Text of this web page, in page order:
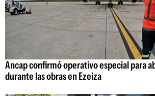
Ancap confirmó operativo especial para
durante las obras en Ezeiza